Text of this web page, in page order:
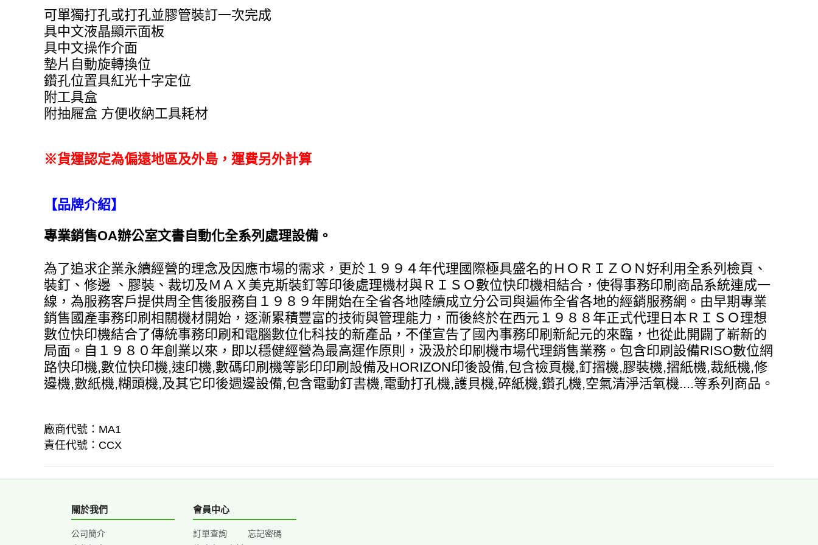
可單獨打孔或打孔並膠管裝訂一次完成
具中文液晶顯示面板
具中文操作介面
墊片自動旋轉換位
鑽孔位置具紅光十字定位
附工具盒
附抽屜盒 方便收納工具耗材
※貨運認定為偏遠地區及外島，運費另外計算
【品牌介紹】
專業銷售OA辦公室文書自動化全系列處理設備。
為了追求企業永續經營的理念及因應市場的需求，更於１９９４年代理國際極具盛名的ＨＯＲＩＺＯＮ好利用全系列檢頁、
裝釘、修邊 、膠裝、裁切及ＭＡＸ美克斯裝釘等印後處理機材與ＲＩＳＯ數位快印機相結合，使得事務印刷商品系統連成一
線，為服務客戶提供周全售後服務自１９８９年開始在全省各地陸續成立分公司與遍佈全省各地的經銷服務網。由早期專業
銷售國產事務印刷相關機材開始，逐漸累積豐富的技術與管理能力，而後終於在西元１９８８年正式代理日本ＲＩＳＯ理想
數位快印機結合了傳統事務印刷和電腦數位化科技的新產品，不僅宣告了國內事務印刷新紀元的來臨，也從此開闢了嶄新的
局面。自１９８０年創業以來，即以穩健經營為最高運作原則，汲汲於印刷機市場代理銷售業務。包含印刷設備RISO數位網
路快印機,數位快印機,速印機,數碼印刷機等影印印刷設備及HORIZON印後設備,包含檢頁機,釘摺機,膠裝機,摺紙機,裁紙機,修
邊機,數紙機,糊頭機,及其它印後週邊設備,包含電動釘書機,電動打孔機,護貝機,碎紙機,鑽孔機,空氣清淨活氧機....等系列商品。
廠商代號：MA1
責任代號：CCX
關於我們
公司簡介
會員中心
訂單查詢
忘記密碼